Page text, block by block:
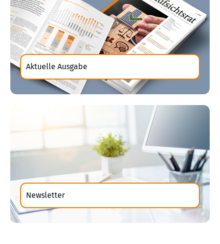
Aktuelle Ausgabe
Newsletter